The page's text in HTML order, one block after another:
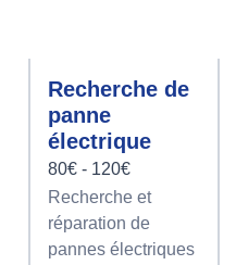
Recherche de
panne
électrique
80€ - 120€
Recherche et
réparation de
pannes électriques